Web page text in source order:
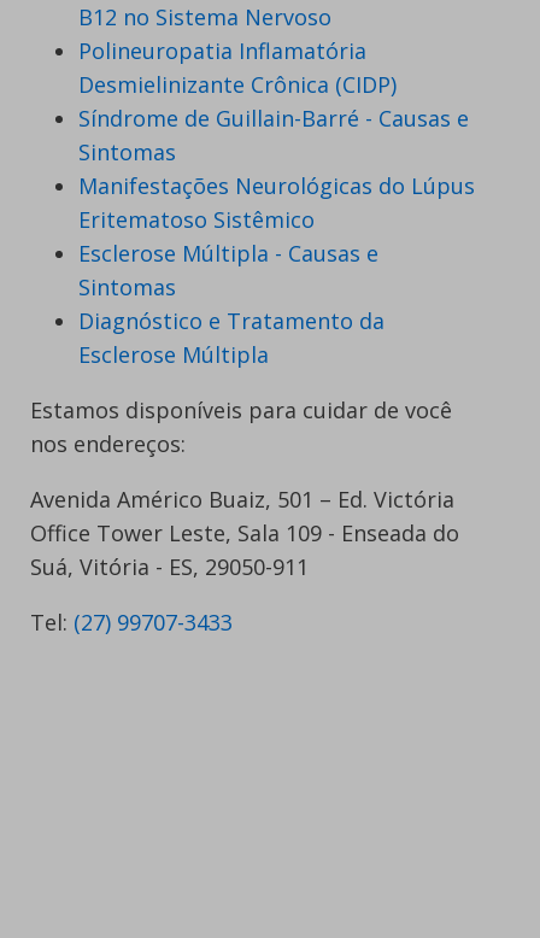
B12 no Sistema Nervoso
Polineuropatia Inflamatória
Desmielinizante Crônica (CIDP)
Síndrome de Guillain-Barré - Causas e
Sintomas
Manifestações Neurológicas do Lúpus
Eritematoso Sistêmico
Esclerose Múltipla - Causas e
Sintomas
Diagnóstico e Tratamento da
Esclerose Múltipla
Estamos disponíveis para cuidar de você
nos endereços:
Avenida Américo Buaiz, 501 – Ed. Victória
Office Tower Leste, Sala 109 - Enseada do
Suá, Vitória - ES, 29050-911
Tel: (27) 99707-3433